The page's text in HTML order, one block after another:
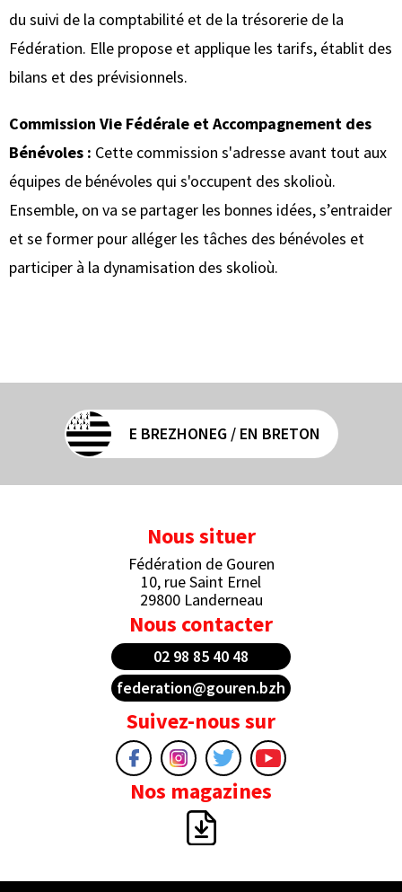
du suivi de la comptabilité et de la trésorerie de la
Fédération. Elle propose et applique les tarifs, établit des
bilans et des prévisionnels.
Commission Vie Fédérale etAccompagnement des
Bénévoles : Cette commission s'adresse avant tout aux
équipes de bénévoles qui s'occupent des skolioù.
Ensemble, on va se partager les bonnes idées, s’entraider
et se former pour alléger les tâches des bénévoles et
participer à la dynamisation des skolioù.
E BREZHONEG / EN BRETON
Nous situer
Fédération de Gouren
10, rue Saint Ernel
29800 Landerneau
Nous contacter
02 98 85 40 48
federation@gouren.bzh
Suivez-nous sur
Nos magazines